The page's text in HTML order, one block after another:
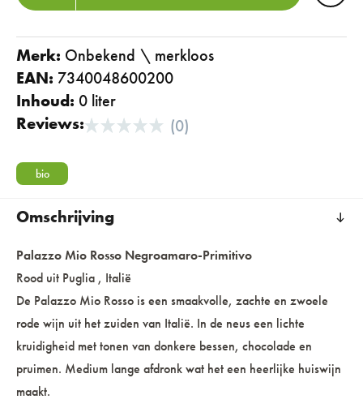
Merk:
onbekend \ merkloos
EAN: 7340048600200
Inhoud: 0 liter
Reviews:
(0)
bio
Omschrijving
Palazzo Mio Rosso Negroamaro-Primitivo
Rood uit Puglia , Italië
De Palazzo Mio Rosso is een smaakvolle, zachte en zwoele
rode wijn uit het zuiden van Italië. In de neus een lichte
kruidigheid met tonen van donkere bessen, chocolade en
pruimen. Medium lange afdronk wat het een heerlijke huiswijn
maakt.